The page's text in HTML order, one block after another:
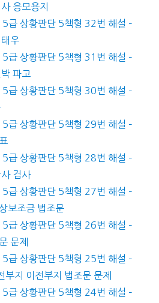
응모용지
급 상황판단 5책형 32번 해설 –
우
급 상황판단 5책형 31번 해설 –
파고
급 상황판단 5책형 30번 해설 –
급 상황판단 5책형 29번 해설 –
급 상황판단 5책형 28번 해설 –
검사
급 상황판단 5책형 27번 해설 –
보조금 법조문
급 상황판단 5책형 26번 해설 –
문제
급 상황판단 5책형 25번 해설 –
부지 이전부지 법조문 문제
급 상황판단 5책형 24번 해설 –